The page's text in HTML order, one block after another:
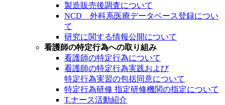
製造販売後調査について
NCD 外科系医療データベース登録につい
て
研究に関する情報公開について
看護師の特定行為への取り組み
看護師の特定行為について
看護師の特定行為実践および
特定行為実習の包括同意について
特定行為研修 指定研修機関の指定について
T.ナース活動紹介